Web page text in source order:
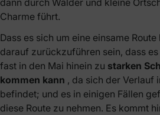
dann durch Wälder und kleine
Charme führt.
Dass es sich um eine einsame
darauf zurückzuführen sein, dass
fast in den Mai hinein zu starken
kommen kann , da sich der Verlauf
befindet; und es in einigen Fällen
diese Route zu nehmen. Es kommt